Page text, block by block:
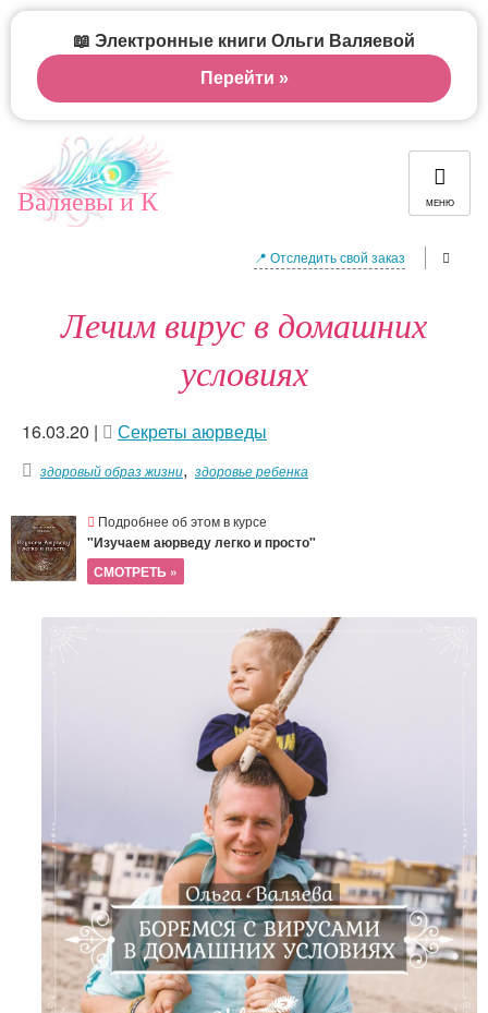
Валяевы и К МЕНЮ
📍 Отследить свой заказ
Лечим вирус в домашних
условиях
16.03.20 | Секреты аюрведы
здоровый образ жизни, здоровье ребенка
Подробнее об этом в курсе
"Изучаем аюрведу легко и просто"
СМОТРЕТЬ »
📖 Электронные книги Ольги Валяевой
Перейти »